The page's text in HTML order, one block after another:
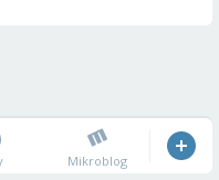
Mikroblog